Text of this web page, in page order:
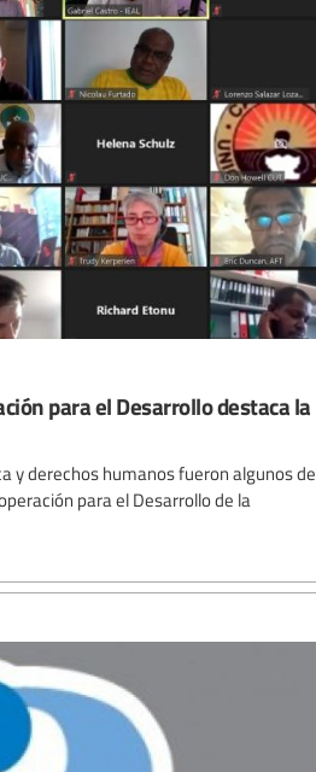
para el Desarrollo destaca la
y derechos humanos fueron algunos de
para el Desarrollo de la